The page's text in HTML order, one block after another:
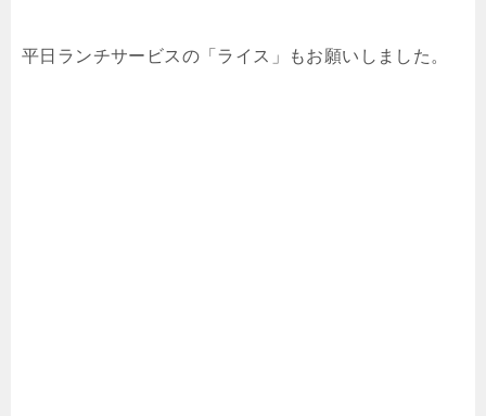
平日ランチサービスの「ライス」もお願いしました。